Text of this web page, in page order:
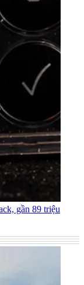
gần 89 triệu